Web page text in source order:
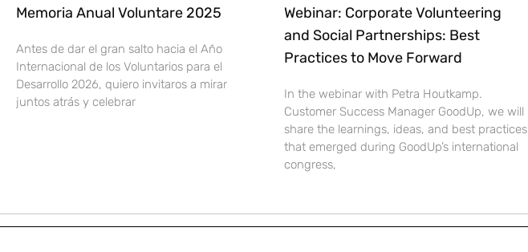
Memoria Anual Voluntare 2025
Antes de dar el gran salto hacia el Año
Internacional de los Voluntarios para el
Desarrollo 2026, quiero invitaros a mirar
juntos atrás y celebrar
Webinar: Corporate Volunteering
and Social Partnerships: Best
Practices to Move Forward
In the webinar with Petra Houtkamp.
Customer Success Manager GoodUp, we will
share the learnings, ideas, and best practices
that emerged during GoodUp’s international
congress,